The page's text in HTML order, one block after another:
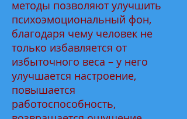
методы позволяют улучшить
психоэмоциональный фон,
благодаря чему человек не
только избавляется от
избыточного веса – у него
улучшается настроение,
повышается
работоспособность,